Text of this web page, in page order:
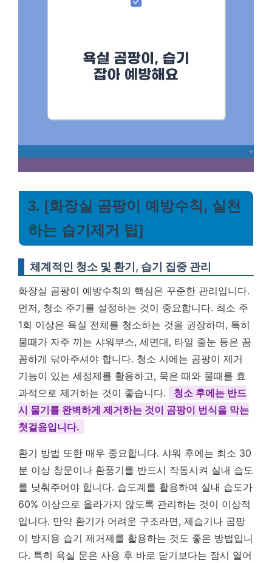
3. [화장실 곰팡이 예방수칙, 실천
하는 습기제거 팁]
체계적인 청소 및 환기, 습기 집중 관리
화장실 곰팡이 예방수칙의 핵심은 꾸준한 관리입니다.
먼저, 청소 주기를 설정하는 것이 중요합니다. 최소 주
1회 이상은 욕실 전체를 청소하는 것을 권장하며, 특히
물때가 자주 끼는 샤워부스, 세면대, 타일 줄눈 등은 꼼
꼼하게 닦아주셔야 합니다. 청소 시에는 곰팡이 제거
기능이 있는 세정제를 활용하고, 묵은 때와 물때를 효
과적으로 제거하는 것이 좋습니다.
청소 후에는 반드
시 물기를 완벽하게 제거하는 것이 곰팡이 번식을 막는
첫걸음입니다.
환기 방법 또한 매우 중요합니다. 샤워 후에는 최소 30
분 이상 창문이나 환풍기를 반드시 작동시켜 실내 습도
를 낮춰주어야 합니다. 습도계를 활용하여 실내 습도가
60% 이상으로 올라가지 않도록 관리하는 것이 이상적
입니다. 만약 환기가 어려운 구조라면, 제습기나 곰팡
이 방지용 습기 제거제를 활용하는 것도 좋은 방법입니
다. 특히 욕실 문은 사용 후 바로 닫기보다는 잠시 열어